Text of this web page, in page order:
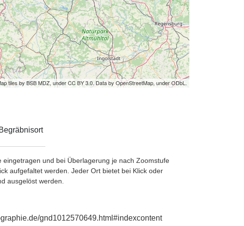
tiles by BSB MDZ, under CC BY 3.0. Data by OpenStreetMap, under ODbL.
Begräbnisort
und bei Überlagerung je nach Zoomstufe
aufgefaltet werden. Jeder Ort bietet bei Klick oder
ausgelöst werden.
gnd1012570649.html#indexcontent